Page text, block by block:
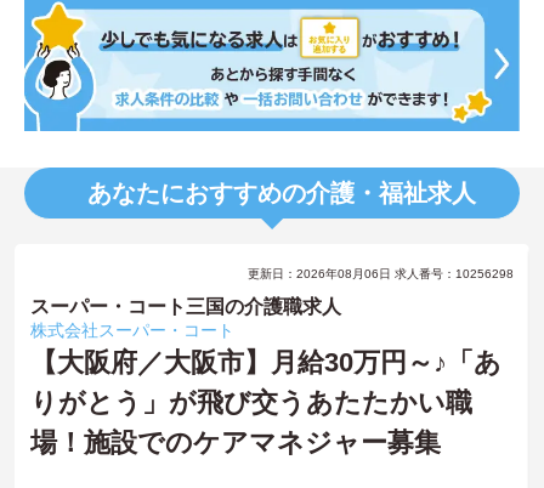
あなたにおすすめの介護・福祉求人
更新日：2026年08月06日 求人番号：10256298
スーパー・コート三国の介護職求人
株式会社スーパー・コート
【大阪府／大阪市】月給30万円～♪「あ
りがとう」が飛び交うあたたかい職
場！施設でのケアマネジャー募集